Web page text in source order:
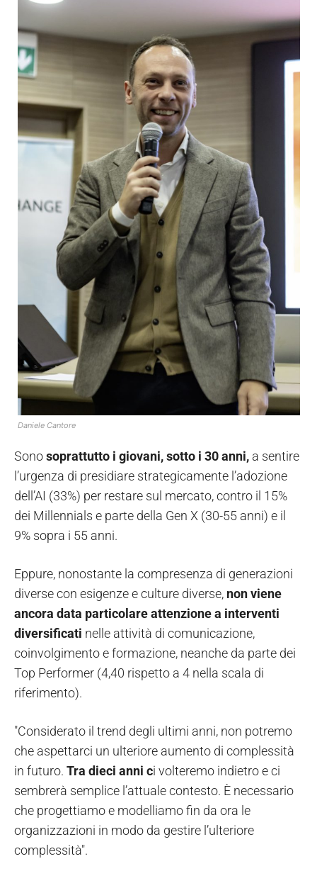
Daniele Cantore
Sonosoprattutto i giovani, sotto i 30 anni, a sentire
l’urgenza di presidiare strategicamente l’adozione
dell’AI (33%) per restare sul mercato, contro il 15%
dei Millennials e parte della Gen X (30-55 anni) e il
9% sopra i 55 anni.
Eppure, nonostante la compresenza di generazioni
diverse con esigenze e culture diverse, non viene
ancora data particolare attenzione a interventi
diversificati nelle attività di comunicazione,
coinvolgimento e formazione, neanche da parte dei
Top Performer (4,40 rispetto a 4 nella scala di
riferimento).
"Considerato il trend degli ultimi anni, non potremo
che aspettarci un ulteriore aumento di complessità
in futuro. Tra dieci anni ci volteremo indietro e ci
sembrerà semplice l’attuale contesto. È necessario
che progettiamo e modelliamo fin da ora le
organizzazioni in modo da gestire l’ulteriore
complessità".